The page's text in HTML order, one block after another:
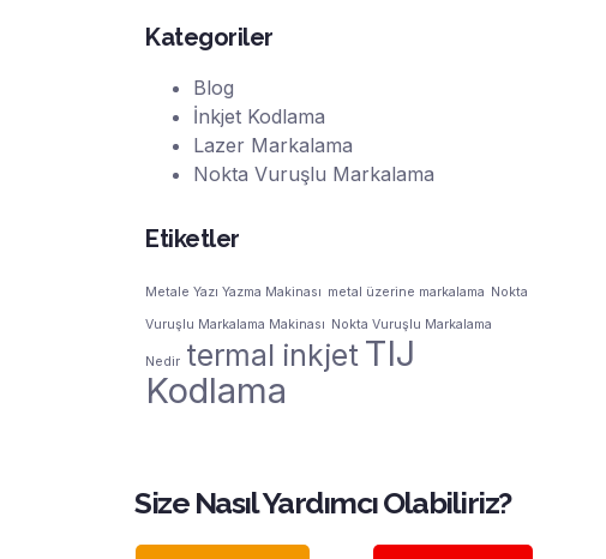
Kategoriler
Blog
İnkjet Kodlama
Lazer Markalama
Nokta Vuruşlu Markalama
Etiketler
Metale Yazı Yazma Makinası metal üzerine markalama Nokta
Vuruşlu Markalama Makinası Nokta Vuruşlu Markalama
Nedir termal inkjet TIJ
Kodlama
Size Nasıl Yardımcı Olabiliriz?